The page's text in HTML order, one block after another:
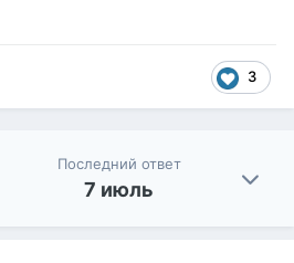
3
Последний ответ
7 июль